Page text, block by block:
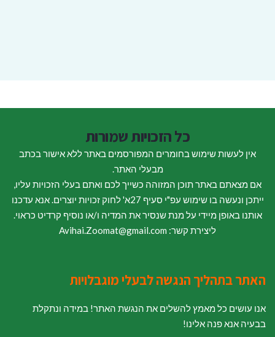
כל הזכויות שמורות
אין לעשות שימוש בחומרים המפורסמים באתר ללא אישור בכתב
מבעלי האתר.
אם מצאתם באתר תוכן המזוהה כשייך לכם ואתם בעלי הזכויות עליו,
ייתכן ונעשה בו שימוש עפ"י סעיף 27א' לחוק זכויות יוצרים. אנא עדכנו
אותנו באופן מיידי על מנת שנסיר את המדיה ו/או נוסיף קרדיט כראוי.
ליצירת קשר: Avihai.Zoomat@gmail.com
האתר בתהליך הנגשה לבעלי מוגבלויות
אנו עושים כל מאמץ להשלים את הנגשת האתר! במידה ונתקלת
בבעיה אנא פנה אלינו!